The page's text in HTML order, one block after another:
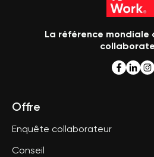
La référence mondiale
Offre
Enquête collaborateur
Conseil